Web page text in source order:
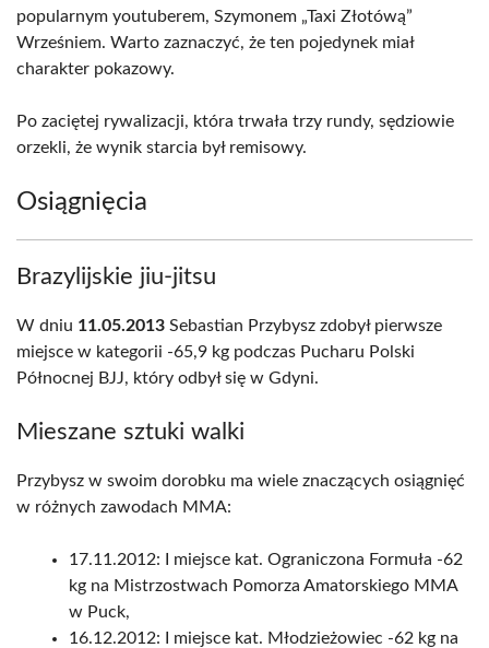
popularnym youtuberem, Szymonem „Taxi Złotówą”
Wrześniem. Warto zaznaczyć, że ten pojedynek miał
charakter pokazowy.
Po zaciętej rywalizacji, która trwała trzy rundy, sędziowie
orzekli, że wynik starcia był remisowy.
Osiągnięcia
Brazylijskie jiu-jitsu
W dniu 11.05.2013 Sebastian Przybysz zdobył pierwsze
miejsce w kategorii -65,9 kg podczas Pucharu Polski
Północnej BJJ, który odbył się w Gdyni.
Mieszane sztuki walki
Przybysz w swoim dorobku ma wiele znaczących osiągnięć
w różnych zawodach MMA:
17.11.2012: I miejsce kat. Ograniczona Formuła -62
kg na Mistrzostwach Pomorza Amatorskiego MMA
w Puck,
16.12.2012: I miejsce kat. Młodzieżowiec -62 kg na